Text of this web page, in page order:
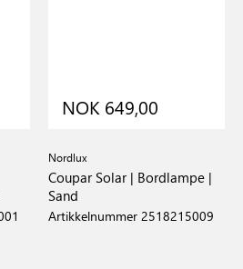
NOK 649,00
Nordlux
Coupar Solar | Bordlampe |
Sand
Artikkelnummer 2518215009